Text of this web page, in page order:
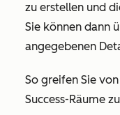
zu erstellen und
Sie können dann
angegebenen
So greifen Sie
Success-Räume